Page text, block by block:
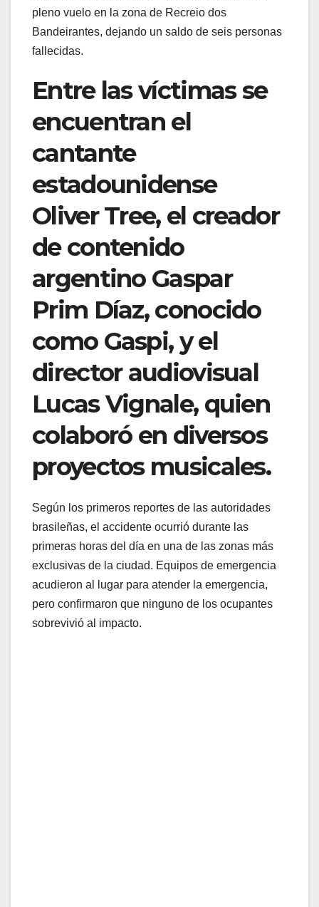
pleno vuelo en la zona de Recreio dos
Bandeirantes, dejando un saldo de seis personas
fallecidas.
Entre las víctimas se
encuentran el
cantante
estadounidense
Oliver Tree, el creador
de contenido
argentino Gaspar
Prim Díaz, conocido
como Gaspi, y el
director audiovisual
Lucas Vignale, quien
colaboró en diversos
proyectos musicales.
Según los primeros reportes de las autoridades
brasileñas, el accidente ocurrió durante las
primeras horas del día en una de las zonas más
exclusivas de la ciudad. Equipos de emergencia
acudieron al lugar para atender la emergencia,
pero confirmaron que ninguno de los ocupantes
sobrevivió al impacto.